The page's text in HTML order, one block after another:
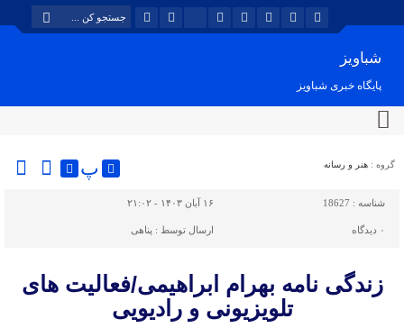
شباویز
پایگاه خبری شباویز
گروه : هنر و رسانه پ
شناسه : 18627 ۱۶ آبان ۱۴۰۳ - ۲۱:۰۲
۰ دیدگاه ارسال توسط : پناهی
زندگی نامه بهرام ابراهیمی/فعالیت های
تلویزیونی و رادیویی